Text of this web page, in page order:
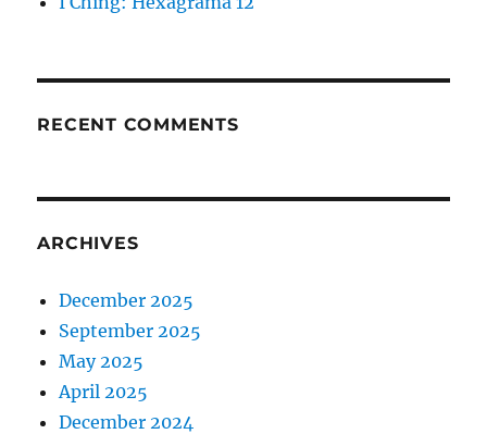
RECENT COMMENTS
ARCHIVES
December 2025
September 2025
May 2025
April 2025
December 2024